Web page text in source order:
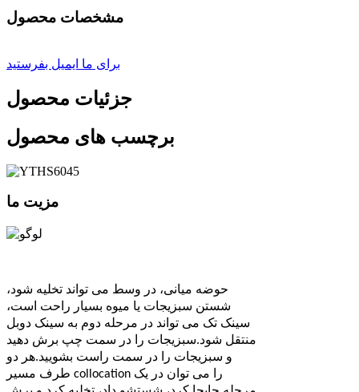
مشخصات محصول
برای ما ایمیل بفرستید
جزئیات محصول
برچسب های محصول
مزیت ما
حوضه میانی، در وسط می تواند تخلیه شود،
شستن سبزیجات یا میوه بسیار راحت است،
سینک تک می تواند در مرحله دوم به سینک دوبل
منتقل شود.سبزیجات را در سمت چپ برش دهید
و سبزیجات را در سمت راست بشویید.هر دو
طرف مسیر collocation را می توان در یک